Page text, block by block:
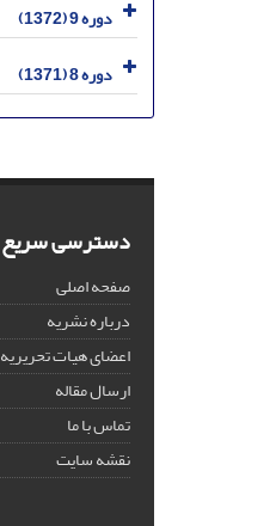
دوره 9 (1372)
دوره 8 (1371)
دسترسی سریع
صفحه اصلی
درباره نشریه
اعضای هیات تحریریه
ارسال مقاله
تماس با ما
نقشه سایت